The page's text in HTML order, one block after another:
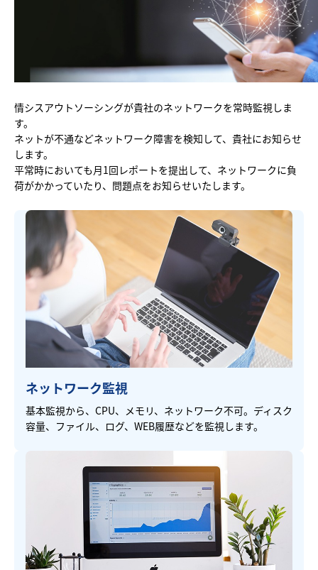
他社との違い
料金
導入の流れ
情シスアウトソーシングが貴社のネットワークを常時監視しま
す。
ネットが不通などネットワーク障害を検知して、貴社にお知らせ
します。
平常時においても月1回レポートを提出して、ネットワークに負
荷がかかっていたり、問題点をお知らせいたします。
ネットワーク監視
基本監視から、CPU、メモリ、ネットワーク不可。ディスク
容量、ファイル、ログ、WEB履歴などを監視します。